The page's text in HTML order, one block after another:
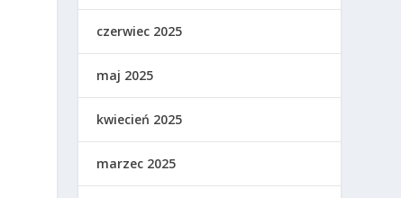
czerwiec 2025
maj 2025
kwiecień 2025
marzec 2025